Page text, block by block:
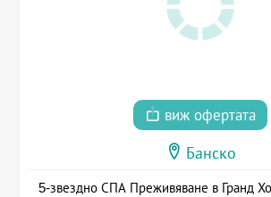
виж офертата
Банско
5-звездно СПА Преживяване в Гранд